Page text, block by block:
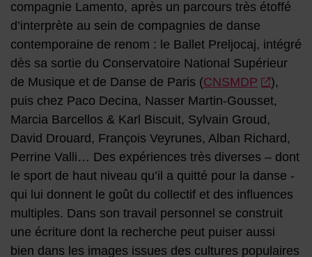
compagnie Lamento, après un parcours très étoffé
d’interprète au sein de compagnies de danse
contemporaine de renom : le Ballet Preljocaj, intégré
dès sa sortie du Conservatoire National Supérieur
de Musique et de Danse de Paris (CNSMDP
),
puis chez Paco Decina, Nasser Martin-Gousset,
Marcia Barcellos & Karl Biscuit, Sylvain Groud,
David Drouard, François Veyrunes, Alban Richard,
Perrine Valli… Des expériences très diverses – dont
le sport de haut niveau qu’il a quitté pour la danse -
qui lui donnent le goût du collectif et des influences
multiples. Dans son travail personnel se construit
une écriture dont la recherche peut puiser aussi
bien dans les images issues des cultures populaires